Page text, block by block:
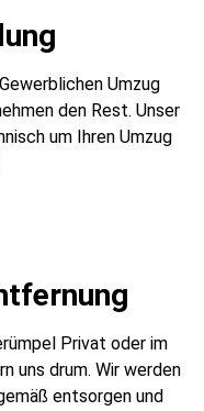
Umzug
den Rest. Unser
um Ihren Umzug
Privat oder im
uns drum. Wir werden
entsorgen und